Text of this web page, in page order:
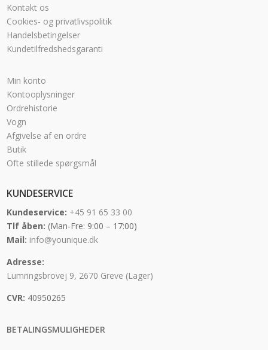
Kontakt os
Cookies- og privatlivspolitik
Handelsbetingelser
Kundetilfredshedsgaranti
Min konto
Kontooplysninger
Ordrehistorie
Vogn
Afgivelse af en ordre
Butik
Ofte stillede spørgsmål
KUNDESERVICE
Kundeservice: +45 91 65 33 00
Tlf åben: (Man-Fre: 9:00 – 17:00)
Mail: info@younique.dk
Adresse:
Lumringsbrovej 9, 2670 Greve (Lager)
CVR: 40950265
BETALINGSMULIGHEDER